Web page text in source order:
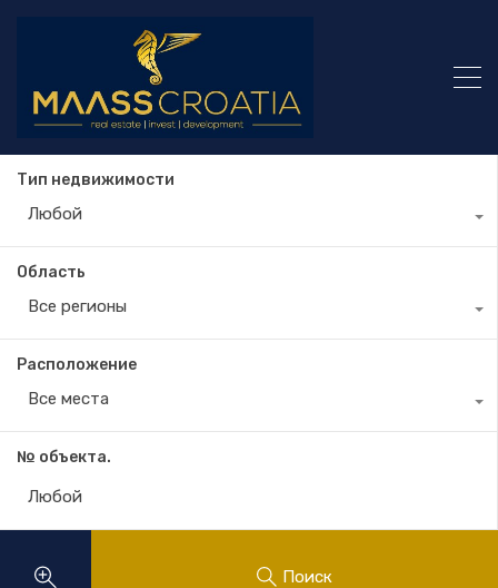
Тип недвижимости
Любой
Область
Все регионы
Расположение
Все места
№ объекта.
Поиск